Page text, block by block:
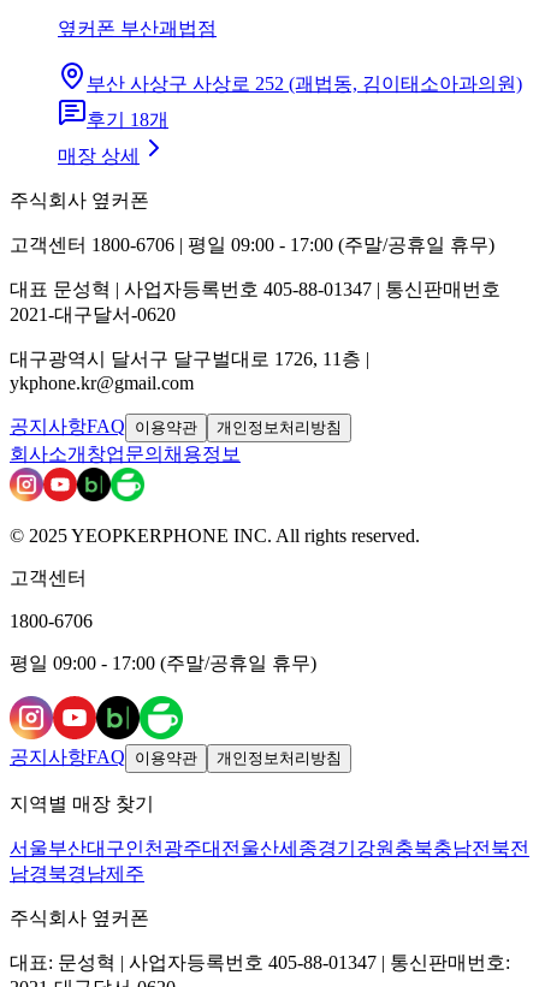
옆커폰 부산괘법점
부산 사상구 사상로 252 (괘법동, 김이태소아과의원)
후기 18개
매장 상세
주식회사 옆커폰
고객센터 1800-6706 | 평일 09:00 - 17:00 (주말/공휴일 휴무)
대표 문성혁 | 사업자등록번호 405-88-01347 | 통신판매번호
2021-대구달서-0620
대구광역시 달서구 달구벌대로 1726, 11층 |
ykphone.kr@gmail.com
공지사항FAQ 이용약관 개인정보처리방침
회사소개 창업문의 채용정보
© 2025 YEOPKERPHONE INC. All rights reserved.
고객센터
1800-6706
평일 09:00 - 17:00 (주말/공휴일 휴무)
공지사항FAQ 이용약관 개인정보처리방침
지역별 매장 찾기
서울부산대구인천 광주대전 울산세종경기 강원 충북충남전북전
남경북경남제주
주식회사 옆커폰
대표: 문성혁 | 사업자등록번호 405-88-01347 | 통신판매번호: